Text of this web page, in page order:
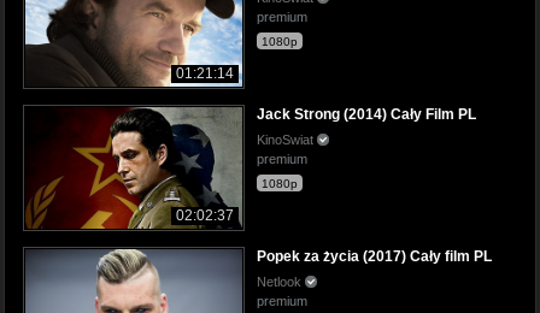
01:21:14
premium
1080p
02:02:37
Jack Strong (2014) Cały Film PL
KinoSwiat
premium
1080p
Popek za życia (2017) Cały film PL
Netlook
premium